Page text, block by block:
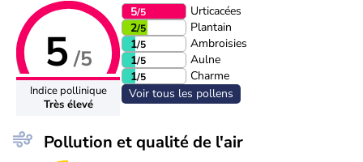
5 /5
Indice pollinique
Très élevé
5/5
Urticacées
2/5
Plantain
1/5
Ambroisies
1/5
Aulne
1/5
Charme
Voir tous les pollens
Pollution et qualité de l'air